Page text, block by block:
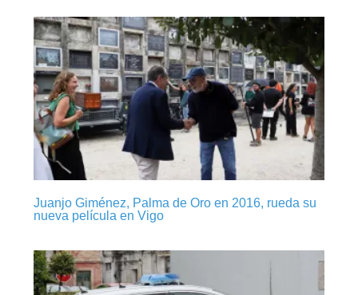
Juanjo Giménez, Palma de Oro en 2016, rueda su
nueva película en Vigo